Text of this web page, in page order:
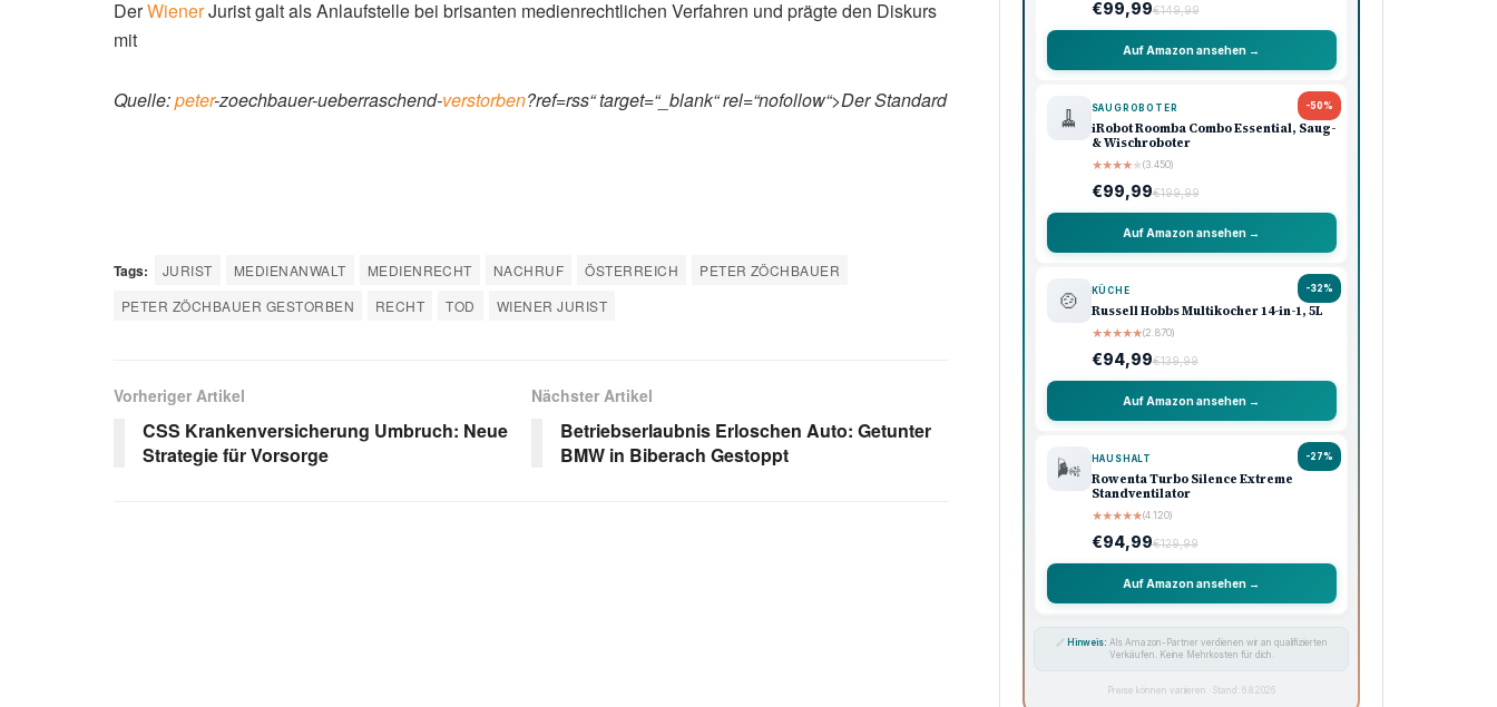
DerWienerJurist galt als Anlaufstelle bei brisanten medienrechtlichen Verfahren und prägte den Diskurs
mit
Quelle:peter-zoechbauer-ueberraschend-verstorben?ref=rss“ target=“_blank“ rel=“nofollow“>Der Standard
Tags: JURIST MEDIENANWALT MEDIENRECHT NACHRUF ÖSTERREICH
PETER ZÖCHBAUER
PETER ZÖCHBAUER GESTORBEN
RECHT TOD WIENER JURIST
Vorheriger Artikel
CSS Krankenversicherung Umbruch: Neue
Strategie für Vorsorge
Nächster Artikel
Betriebserlaubnis Erloschen Auto: Getunter
BMW in Biberach Gestoppt
€99,99€149,99
Auf Amazon ansehen →
-50%
🧹 SAUGROBOTER
iRobot Roomba Combo Essential, Saug-
& Wischroboter
★★★★★(3.450)
€99,99€199,99
Auf Amazon ansehen →
-32%
🍲 KÜCHE
Russell Hobbs Multikocher 14-in-1, 5L
★★★★★(2.870)
€94,99€139,99
Auf Amazon ansehen →
-27%
🌬️ HAUSHALT
Rowenta Turbo Silence Extreme
Standventilator
★★★★★(4.120)
€94,99€129,99
Auf Amazon ansehen →
🔗 Hinweis: Als Amazon-Partner verdienen wir an qualifizierten
Verkäufen. Keine Mehrkosten für dich.
Preise können variieren · Stand: 6.8.2026